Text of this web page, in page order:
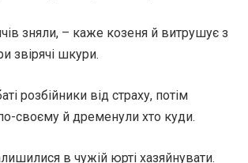
зняли, – каже козеня й витрушує з
звірячі шкури.
розбійники від страху, потім
своєму й дременули хто куди.
в чужій юрті хазяйнувати.